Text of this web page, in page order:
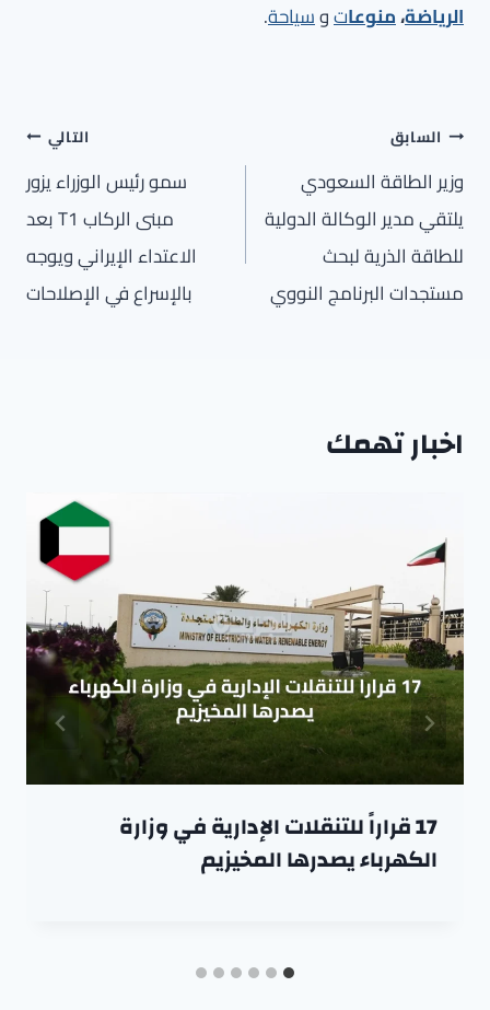
الرياضة،منوعاتوسياحة.
تصفّح
المقالات
السابق
وزير الطاقة السعودي
يلتقي مدير الوكالة الدولية
للطاقة الذرية لبحث
مستجدات البرنامج النووي
التالي
سمو رئيس الوزراء يزور
مبنى الركاب T1 بعد
الاعتداء الإيراني ويوجه
بالإسراع في الإصلاحات
اخبار تهمك
17 قراراً للتنقلات الإدارية في وزارة
الكهرباء يصدرها المخيزيم